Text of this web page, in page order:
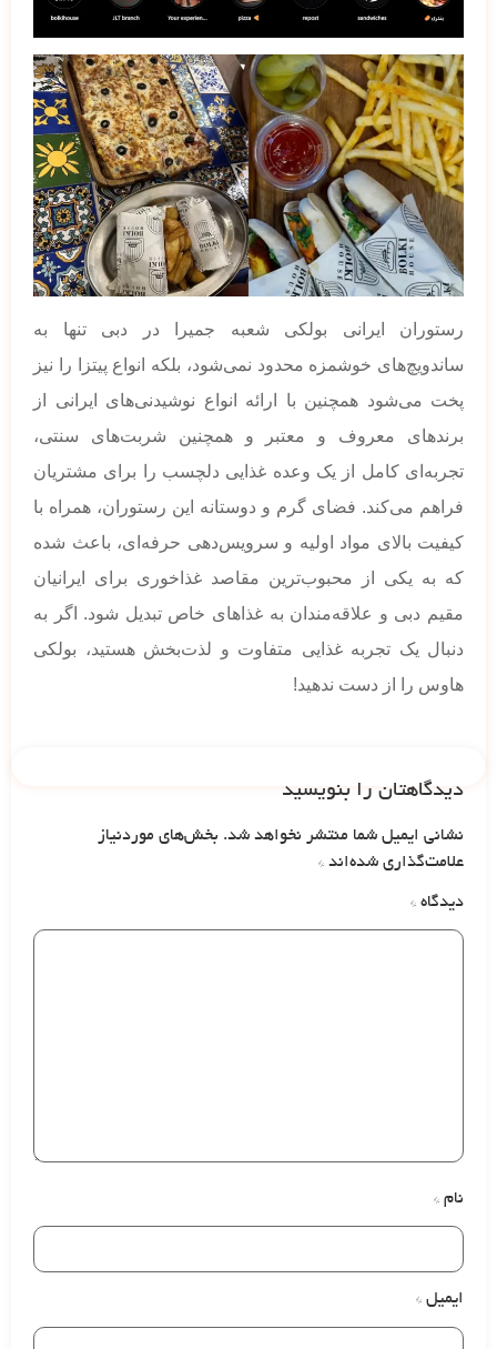
رستوران ایرانی بولکی شعبه جمیرا در دبی تنها به
ساندویچ‌های خوشمزه محدود نمی‌شود، بلکه انواع پیتزا را نیز
پخت می‌شود همچنین با ارائه انواع نوشیدنی‌های ایرانی از
برندهای معروف و معتبر و همچنین شربت‌های سنتی،
تجربه‌ای کامل از یک وعده غذایی دلچسب را برای مشتریان
فراهم می‌کند. فضای گرم و دوستانه این رستوران، همراه با
کیفیت بالای مواد اولیه و سرویس‌دهی حرفه‌ای، باعث شده
که به یکی از محبوب‌ترین مقاصد غذاخوری برای ایرانیان
مقیم دبی و علاقه‌مندان به غذاهای خاص تبدیل شود. اگر به
دنبال یک تجربه غذایی متفاوت و لذت‌بخش هستید، بولکی
هاوس را از دست ندهید!
دیدگاهتان را بنویسید
نشانی ایمیل شما منتشر نخواهد شد. بخش‌های موردنیاز
علامت‌گذاری شده‌اند *
دیدگاه *
نام *
ایمیل *